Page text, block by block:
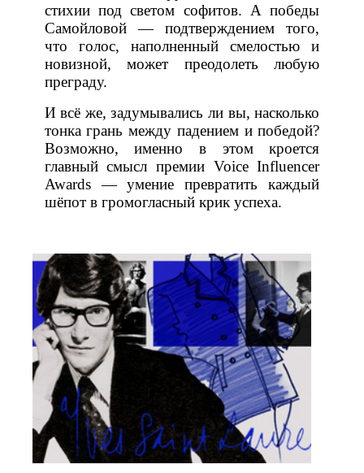
стихии под светом софитов. А победы
Самойловой — подтверждением того,
что голос, наполненный смелостью и
новизной, может преодолеть любую
преграду.
И всё же, задумывались ли вы, насколько
тонка грань между падением и победой?
Возможно, именно в этом кроется
главный смысл премии Voice Influencer
Awards — умение превратить каждый
шёпот в громогласный крик успеха.